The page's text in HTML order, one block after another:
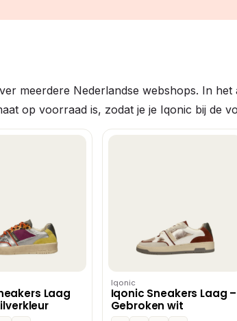
meerdere Nederlandse webshops. In
op voorraad is, zodat je je Iqonic bij de
Laag
Iqonic
Iqonic Sneakers Laag –
Gebroken wit